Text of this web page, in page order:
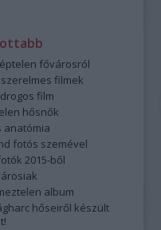
fővárosról
filmek
film
hősnők
anatómia
fotós szemével
2015-ből
album
hőseiről készült